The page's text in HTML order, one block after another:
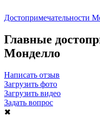
Достопримечательности
Главные
Монделло
Написать отзыв
Загрузить фото
Загрузить видео
Задать вопрос
✖